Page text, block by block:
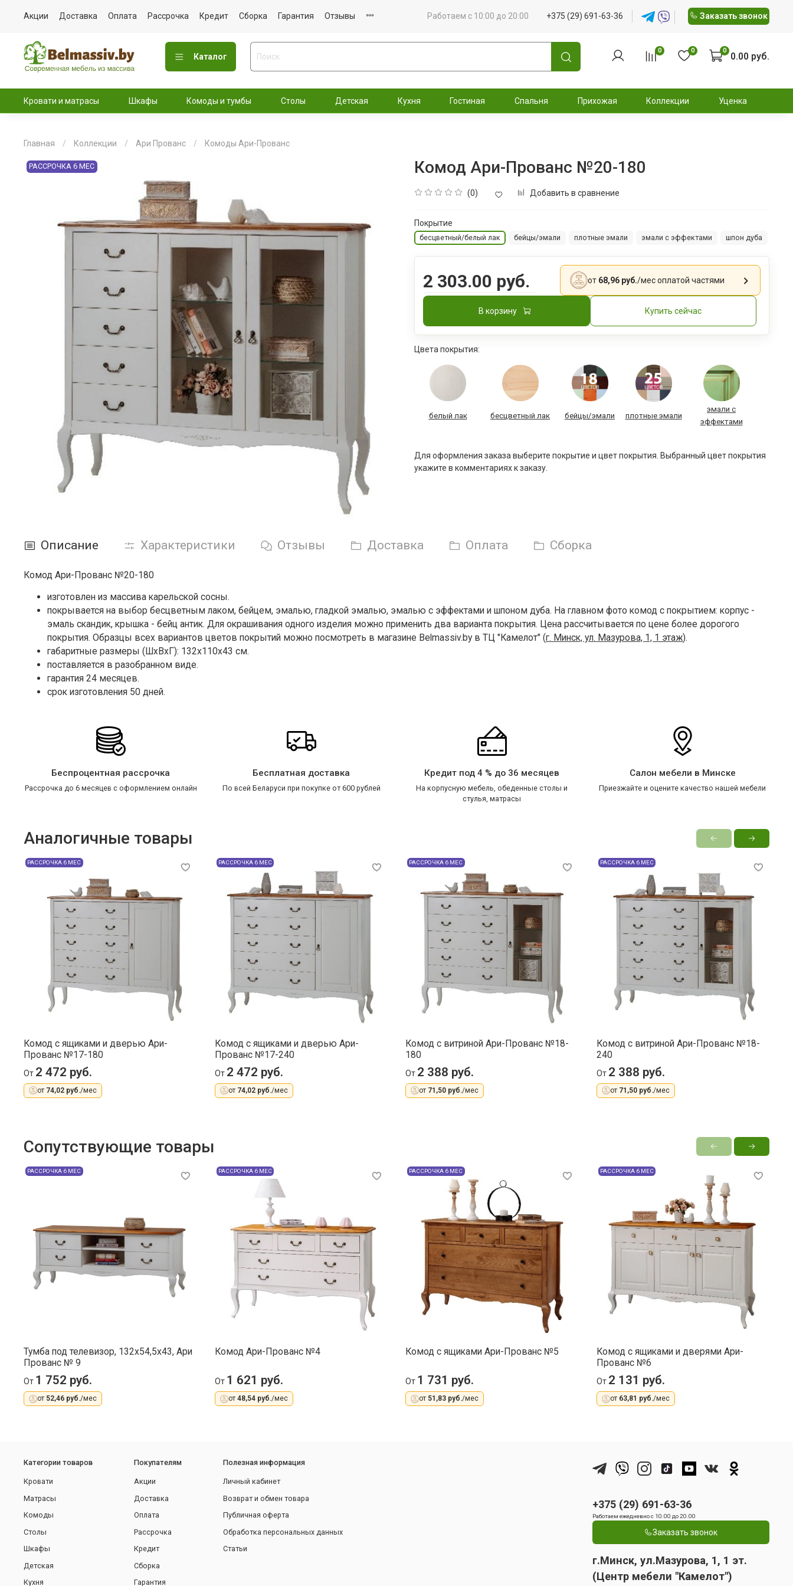
Акции Доставка Оплата Рассрочка Кредит Сборка Гарантия Отзывы Работаем с 10:00 до 20:00 +375 (29) 691-63-36 Заказать звонок
Каталог
0 0 0 0.00 руб.
Кровати и матрасы Шкафы Комоды и тумбы Столы Детская Кухня Гостиная Спальня Прихожая Коллекции Уценка
Главная Коллекции Ари Прованс Комоды Ари-Прованс
РАССРОЧКА 6 МЕС Комод Ари-Прованс №20-180
(0) Добавить в сравнение
Покрытие
бесцветный/белый лак бейцы/эмали плотные эмали эмали с эффектами шпон дуба
2 303.00 руб. от 68,96 руб./месоплатой частями
В корзину Купить сейчас
Цвета покрытия:
белый лак бесцветный лак бейцы/эмали плотные эмали
эмали с
эффектами
Для оформления заказа выберите покрытие и цвет покрытия. Выбранный цвет покрытия
укажите в комментариях к заказу.
Описание Характеристики Отзывы Доставка Оплата Сборка
Комод Ари-Прованс №20-180
изготовлен из массива карельской сосны.
покрывается на выбор бесцветным лаком, бейцем, эмалью, гладкой эмалью, эмалью с эффектами и шпоном дуба. На главном фото комод с покрытием: корпус -
эмаль скандик, крышка - бейц антик. Для окрашивания одного изделия можно применить два варианта покрытия. Цена рассчитывается по цене более дорогого
покрытия. Образцы всех вариантов цветов покрытий можно посмотреть в магазине Belmassiv.by в ТЦ "Камелот" (г. Минск, ул. Мазурова, 1, 1 этаж).
габаритные размеры (ШxВxГ): 132x110x43 см.
поставляется в разобранном виде.
гарантия 24 месяцев.
срок изготовления 50 дней.
Беспроцентная рассрочка
Рассрочка до 6 месяцев с оформлением онлайн
Бесплатная доставка
По всей Беларуси при покупке от 600 рублей
Кредит под 4 % до 36 месяцев
На корпусную мебель, обеденные столы и
стулья, матрасы
Салон мебели в Минске
Приезжайте и оцените качество нашей мебели
Аналогичные товары
РАССРОЧКА 6 МЕС
Комод с ящиками и дверью Ари-
Прованс №17-180
От 2 472 руб.
от 74,02 руб./мес
РАССРОЧКА 6 МЕС
Комод с ящиками и дверью Ари-
Прованс №17-240
От 2 472 руб.
от 74,02 руб./мес
РАССРОЧКА 6 МЕС
Комод с витриной Ари-Прованс №18-
180
От 2 388 руб.
от 71,50 руб./мес
РАССРОЧКА 6 МЕС
Комод с витриной Ари-Прованс №18-
240
От 2 388 руб.
от 71,50 руб./мес
Сопутствующие товары
РАССРОЧКА 6 МЕС
Тумба под телевизор, 132х54,5х43, Ари
Прованс № 9
От 1 752 руб.
от 52,46 руб./мес
РАССРОЧКА 6 МЕС
Комод Ари-Прованс №4
От 1 621 руб.
от 48,54 руб./мес
РАССРОЧКА 6 МЕС
Комод с ящиками Ари-Прованс №5
От 1 731 руб.
от 51,83 руб./мес
РАССРОЧКА 6 МЕС
Комод с ящиками и дверями Ари-
Прованс №6
От 2 131 руб.
от 63,81 руб./мес
Категории товаров
Кровати
Матрасы
Комоды
Столы
Шкафы
Детская
Кухня
Покупателям
Акции
Доставка
Оплата
Рассрочка
Кредит
Сборка
Гарантия
Полезная информация
Личный кабинет
Возврат и обмен товара
Публичная оферта
Обработка персональных данных
Статьи
+375 (29) 691-63-36
Работаем ежедневно с 10.00 до 20.00
Заказать звонок
г.Минск, ул.Мазурова, 1, 1 эт.
(Центр мебели "Камелот")